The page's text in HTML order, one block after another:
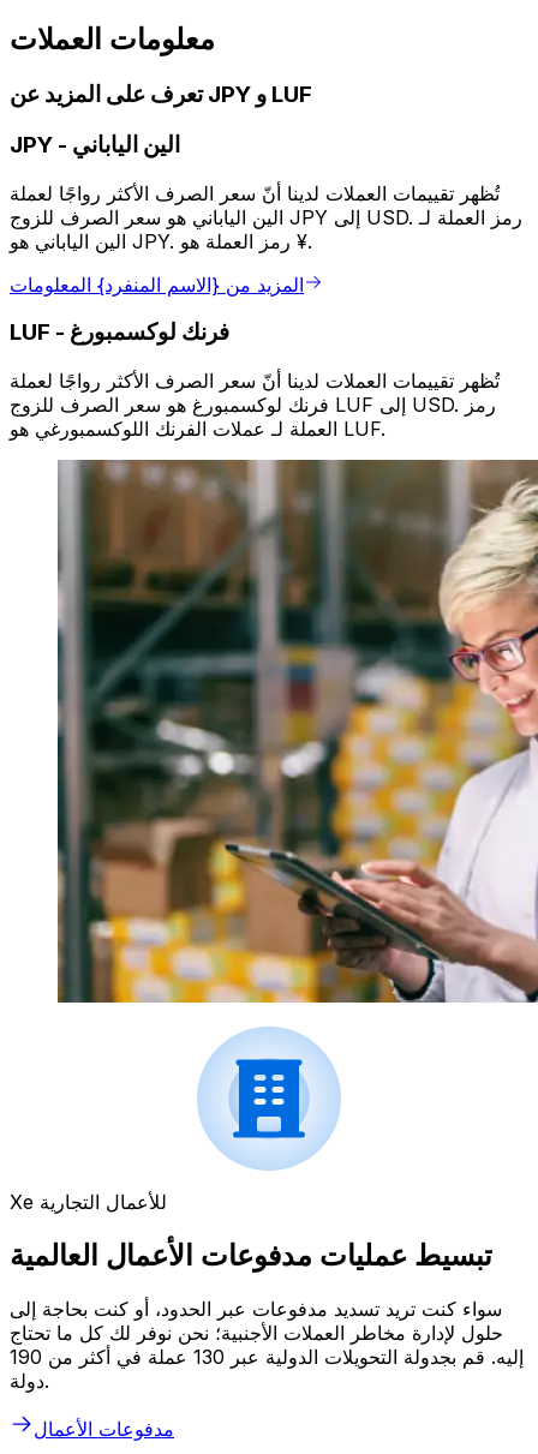
معلومات العملات
تعرف على المزيد عن JPY و LUF
JPY - الين الياباني
تُظهر تقييمات العملات لدينا أنّ سعر الصرف الأكثر رواجًا لعملة
الين الياباني هو سعر الصرف للزوج JPY إلى USD. رمز العملة لـ
الين الياباني هو JPY. رمز العملة هو ¥.
المزيد من {الاسم المنفرد} المعلومات
LUF - فرنك لوكسمبورغ
تُظهر تقييمات العملات لدينا أنّ سعر الصرف الأكثر رواجًا لعملة
فرنك لوكسمبورغ هو سعر الصرف للزوج LUF إلى USD. رمز
العملة لـ عملات الفرنك اللوكسمبورغي هو LUF.
Xe للأعمال التجارية
تبسيط عمليات مدفوعات الأعمال العالمية
سواء كنت تريد تسديد مدفوعات عبر الحدود، أو كنت بحاجة إلى
حلول لإدارة مخاطر العملات الأجنبية؛ نحن نوفر لك كل ما تحتاج
إليه. قم بجدولة التحويلات الدولية عبر 130 عملة في أكثر من 190
دولة.
مدفوعات الأعمال